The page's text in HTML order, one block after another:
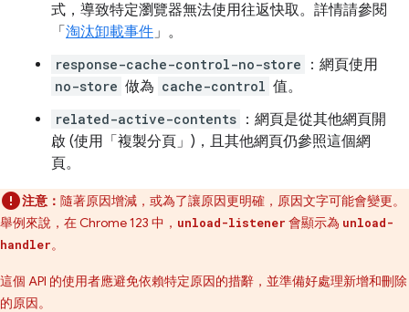
式，導致特定瀏覽器無法使用往返快取。詳情請參閱
「 淘汰卸載事件」。
response-cache-control-no-store ：網頁使用
no-store 做為 cache-control 值。
related-active-contents ：網頁是從其他網頁開
啟 (使用「複製分頁」)，且其他網頁仍參照這個網
頁。
注意： 隨著原因增減，或為了讓原因更明確，原因文字可能會變更。
舉例來說，在 Chrome 123 中， unload-listener 會顯示為 unload-
handler。
這個 API 的使用者應避免依賴特定原因的措辭，並準備好處理新增和刪除
的原因。